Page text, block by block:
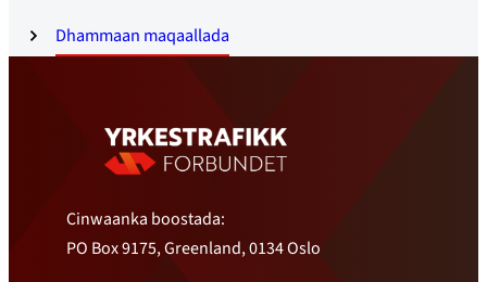
Dhammaan maqaallada
Cinwaanka boostada:
PO Box 9175, Greenland, 0134 Oslo